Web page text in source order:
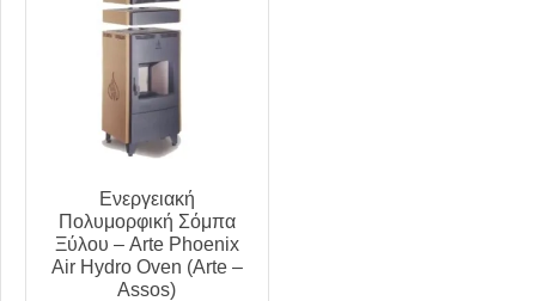
Ενεργειακή
Πολυμορφική Σόμπα
Ξύλου – Arte Phoenix
Air Hydro Oven (Arte –
Assos)